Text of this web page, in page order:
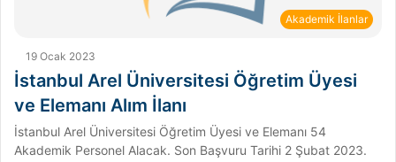
Akademik İlanlar
19 Ocak 2023
İstanbul Arel Üniversitesi Öğretim Üyesi
ve Elemanı Alım İlanı
İstanbul Arel Üniversitesi Öğretim Üyesi ve Elemanı 54
Akademik Personel Alacak. Son Başvuru Tarihi 2 Şubat 2023.